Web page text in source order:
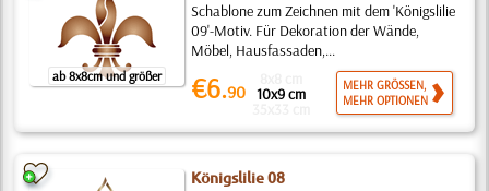
ab 8x8cm und größer
Schablone zum Zeichnen mit dem 'Königslilie
09'-Motiv. Für Dekoration der Wände,
Möbel, Hausfassaden,...
€6.90 10x9 cm
MEHR GRÖSSEN,
MEHR OPTIONEN
Königslilie 08